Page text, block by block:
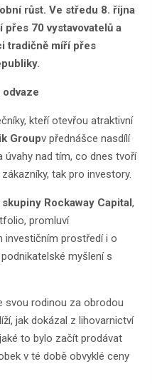
růst. Ve středu 8. října
přes 70 vystavovatelů a
tradičně míří přes
odvaze
kteří otevřou atraktivní
Groupv přednášce nasdílí
úvahy nad tím, co dnes tvoří
tak pro investory.
Rockaway Capital,
promluví
investičním prostředí i o
myšlení s
svou rodinou za obrodou
jak dokázal z lihovarnictví
to bylo začít prodávat
v té době obvyklé ceny